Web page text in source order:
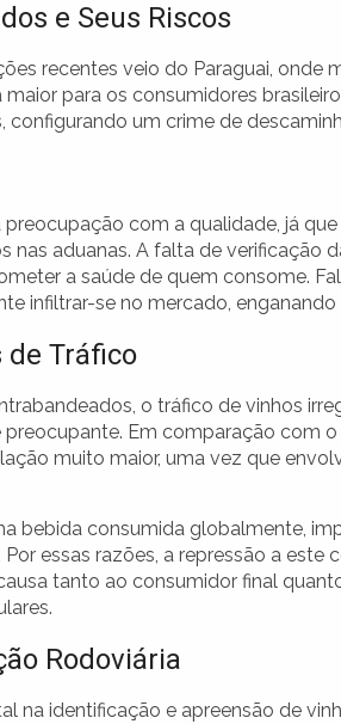
e Seus Riscos
recentes veio do Paraguai, onde
para os consumidores
um crime de
com a qualidade, já
nas aduanas. A falta de verificação
a saúde de quem consome.
infiltrar-se no mercado,
de Tráfico
o tráfico de vinhos
Em comparação com
muito maior, uma vez que
bebida consumida globalmente,
essas razões, a repressão a este
tanto ao consumidor final
Rodoviária
na identificação e apreensão de